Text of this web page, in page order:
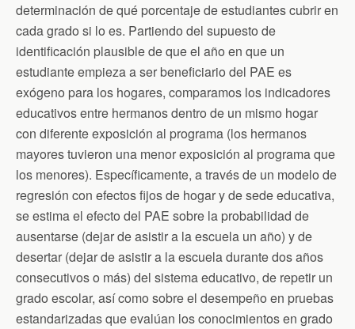
determinación de qué porcentaje de estudiantes cubrir en
cada grado si lo es. Partiendo del supuesto de
identificación plausible de que el año en que un
estudiante empieza a ser beneficiario del PAE es
exógeno para los hogares, comparamos los indicadores
educativos entre hermanos dentro de un mismo hogar
con diferente exposición al programa (los hermanos
mayores tuvieron una menor exposición al programa que
los menores). Específicamente, a través de un modelo de
regresión con efectos fijos de hogar y de sede educativa,
se estima el efecto del PAE sobre la probabilidad de
ausentarse (dejar de asistir a la escuela un año) y de
desertar (dejar de asistir a la escuela durante dos años
consecutivos o más) del sistema educativo, de repetir un
grado escolar, así como sobre el desempeño en pruebas
estandarizadas que evalúan los conocimientos en grado